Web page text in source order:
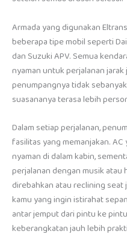
Armada yang digunakan
beberapa tipe mobil seperti
dan Suzuki APV. Semua
nyaman untuk perjalanan
penumpangnya tidak
suasananya terasa lebih
Dalam setiap perjalanan,
fasilitas yang memanjakan.
nyaman di dalam kabin,
perjalanan dengan musik atau
direbahkan atau reclining seat
kamu yang ingin istirahat
antar jemput dari pintu ke
keberangkatan jauh lebih